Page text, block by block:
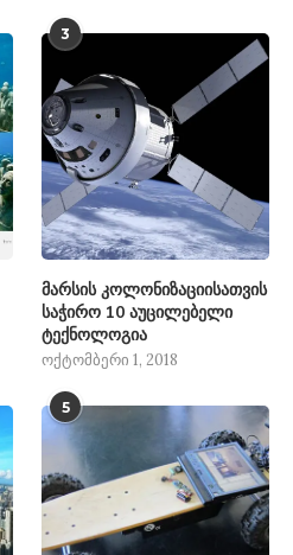
3
მარსის კოლონიზაციისათვის
საჭირო 10 აუცილებელი
ტექნოლოგია
ოქტომბერი 1, 2018
5